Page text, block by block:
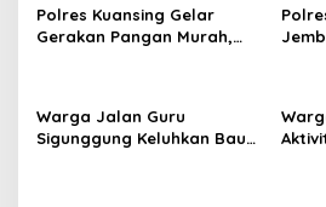
s
Polres Kuansing Gelar
Gerakan Pangan Murah,
Warga Jalan Guru
Sigunggung Keluhkan Bau